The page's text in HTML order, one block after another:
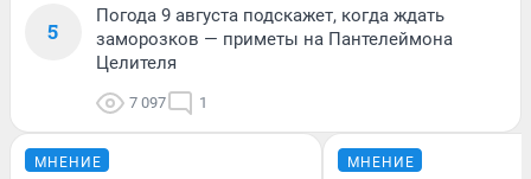
5
Погода 9 августа подскажет, когда ждать
заморозков — приметы на Пантелеймона
Целителя
7 097 1
МНЕНИЕ МНЕНИЕ